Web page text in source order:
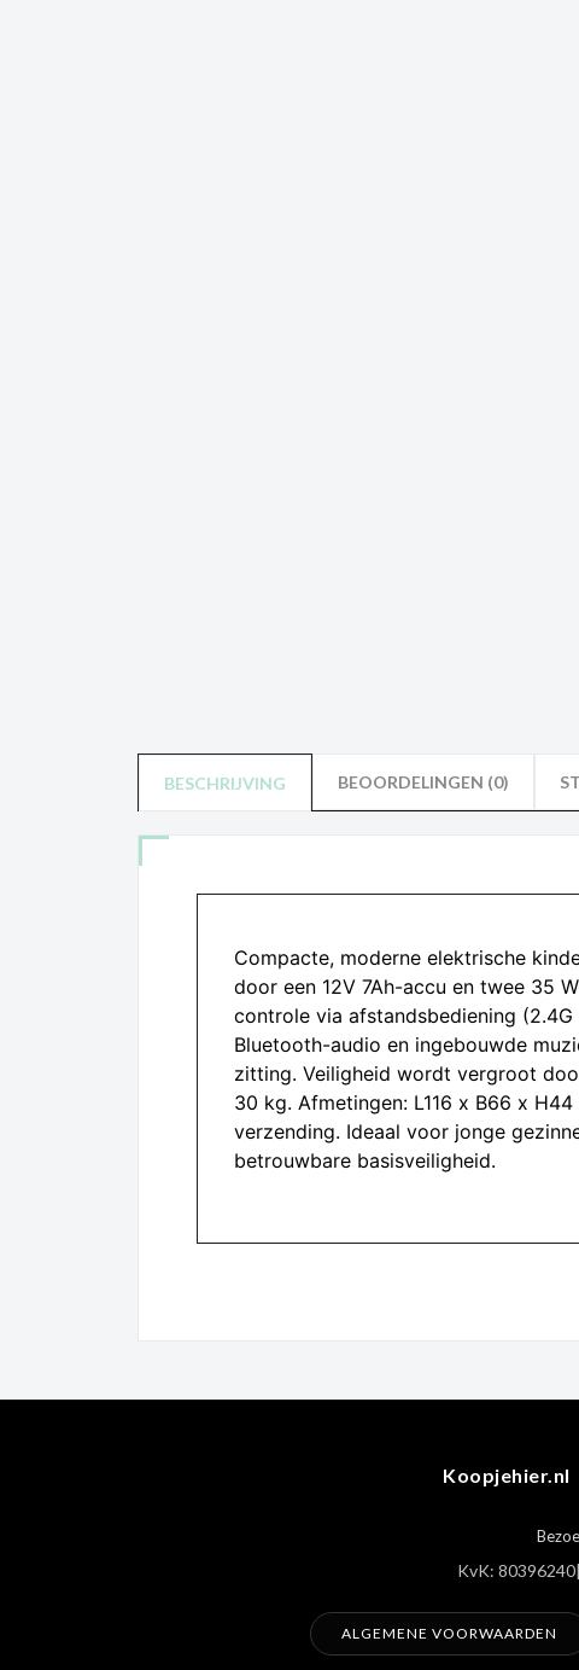
BESCHRIJVING BEOORDELINGEN (0)
Compacte, moderne elektrische
door een 12V 7Ah-accu en twee 35
controle via afstandsbediening
Bluetooth-audio en ingebouwde
zitting. Veiligheid wordt vergroot
30 kg. Afmetingen: L116 x B66 x
verzending. Ideaal voor jonge
betrouwbare basisveiligheid.
Koopjehier.nl
KvK: 80396240|
ALGEMENE VOORWAARDEN